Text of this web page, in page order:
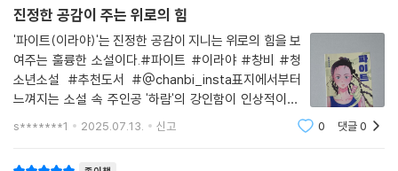
엄마를 향하는 시선은 어찌할 도리가 없다. 작품의 후반부에 이르러 하람
은 엄마가 자신을 제대로 보지 못했던 이유를 알게 되고, 엄마 아빠가 피하
고 숨기던 아픈 비밀을 용기 내어 찾아낸다.
“엄마랑 친할 수 없고 사랑하는 관계가 아닌 건 아프지만, 엄마가 용서가
안 될 때는 용서하려고 너무 애쓰지 마. (...) 용서하지 말고 조금이라도 이
해했다면 엄마 인생이 그렇구나, 안됐네 하고 바라봐. 너무 가까이 다가가
진정한 공감이 주는 위로의 힘
'파이트(이라야)'는 진정한 공감이 지니는 위로의 힘을 보
여주는 훌륭한 소설이다.#파이트 #이라야 #창비 #청
소년소설 #추천도서 #@chanbi_insta표지에서부터
느껴지는 소설 속 주인공 '하람'의 강인함이 인상적이다.
하지만 책을 읽어나갈수록 그의 강인함이 안쓰럽다. 자신
s*******1 2025.07.13. 신고 0 댓글0